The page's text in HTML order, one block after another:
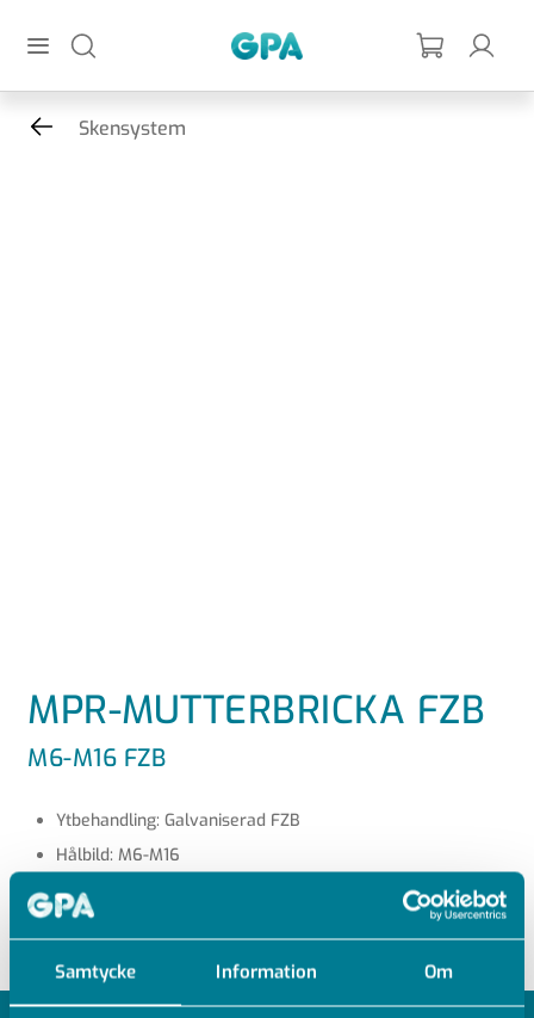
Samtycke Information Om
Skensystem
MPR-MUTTERBRICKA FZB
M6-M16 FZB
Ytbehandling: Galvaniserad FZB
Hålbild: M6-M16
Passar MPR-skenor samt konsoler